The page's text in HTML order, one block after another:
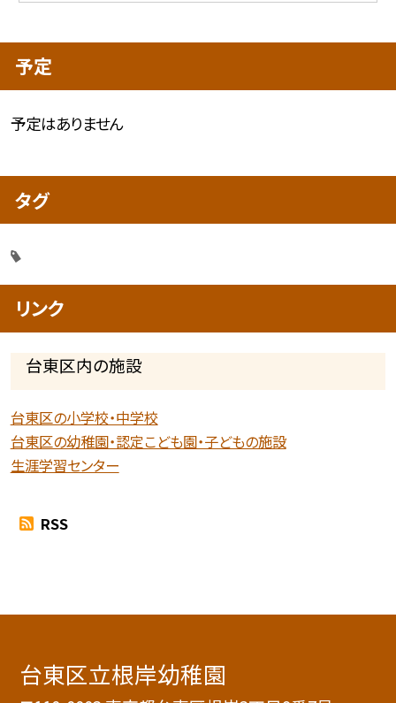
予定
予定はありません
タグ
リンク
台東区内の施設
台東区の小学校・中学校
台東区の幼稚園・認定こども園・子どもの施設
生涯学習センター
RSS
台東区立根岸幼稚園